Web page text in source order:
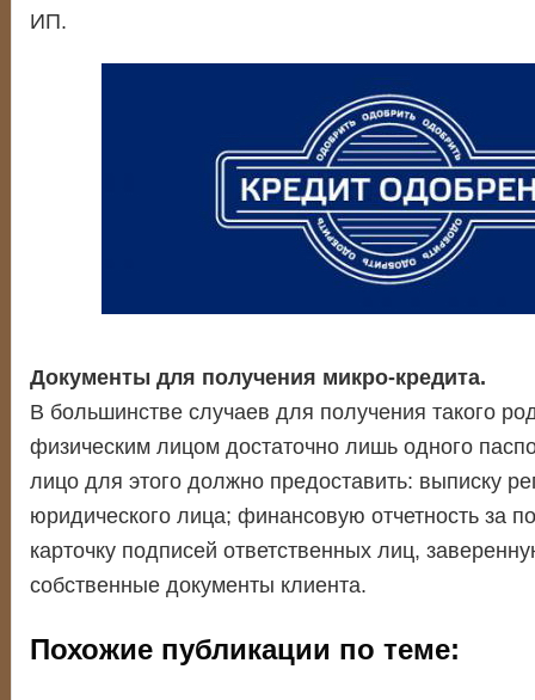
ИП.
Документы для получения микро-кредита.
В большинстве случаев для получения такого
физическим лицом достаточно лишь одного
лицо для этого должно предоставить: выписку
юридического лица; финансовую отчетность за
карточку подписей ответственных лиц,
собственные документы клиента.
Похожие публикации по теме: